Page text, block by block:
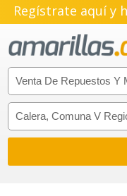
Regístrate aquí y